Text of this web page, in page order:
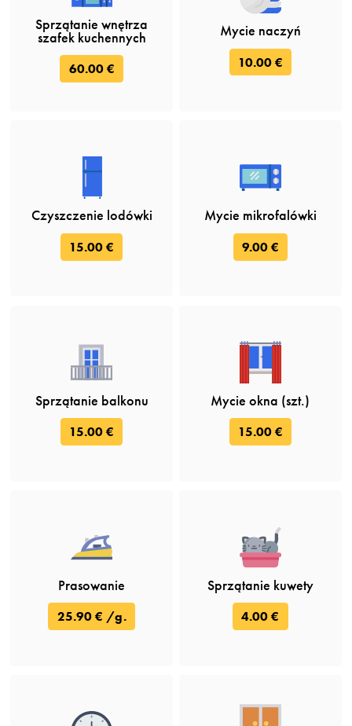
Sprzątanie wnętrza
szafek kuchennych
60.00 €
Mycie naczyń
10.00 €
Czyszczenie lodówki
15.00 €
Mycie mikrofalówki
9.00 €
Sprzątanie balkonu
15.00 €
Mycie okna (szt.)
15.00 €
Prasowanie
25.90 € /g.
Sprzątanie kuwety
4.00 €